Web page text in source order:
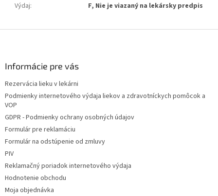
Výdaj: F, Nie je viazaný na lekársky predpis
Informácie pre vás
Rezervácia lieku v lekárni
Podmienky internetového výdaja liekov a zdravotníckych pomôcok a
VOP
GDPR - Podmienky ochrany osobných údajov
Formulár pre reklamáciu
Formulár na odstúpenie od zmluvy
PIV
Reklamačný poriadok internetového výdaja
Hodnotenie obchodu
Moja objednávka